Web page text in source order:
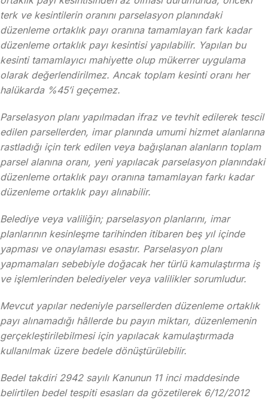
terk ve kesintilerin oranını parselasyon planındaki
düzenleme ortaklık payı oranına tamamlayan fark kadar
düzenleme ortaklık payı kesintisi yapılabilir. Yapılan bu
kesinti tamamlayıcı mahiyette olup mükerrer uygulama
olarak değerlendirilmez. Ancak toplam kesinti oranı her
halükarda %45’i geçemez.
Parselasyon planı yapılmadan ifraz ve tevhit edilerek tescil
edilen parsellerden, imar planında umumi hizmet alanlarına
rastladığı için terk edilen veya bağışlanan alanların toplam
parsel alanına oranı, yeni yapılacak parselasyon planındaki
düzenleme ortaklık payı oranına tamamlayan farkı kadar
düzenleme ortaklık payı alınabilir.
Belediye veya valiliğin; parselasyon planlarını, imar
planlarının kesinleşme tarihinden itibaren beş yıl içinde
yapması ve onaylaması esastır. Parselasyon planı
yapmamaları sebebiyle doğacak her türlü kamulaştırma iş
ve işlemlerinden belediyeler veya valilikler sorumludur.
Mevcut yapılar nedeniyle parsellerden düzenleme ortaklık
payı alınamadığı hâllerde bu payın miktarı, düzenlemenin
gerçekleştirilebilmesi için yapılacak kamulaştırmada
kullanılmak üzere bedele dönüştürülebilir.
Bedel takdiri 2942 sayılı Kanunun 11 inci maddesinde
belirtilen bedel tespiti esasları da gözetilerek 6/12/2012